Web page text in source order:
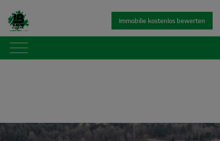
Immobilie kostenlos bewerten